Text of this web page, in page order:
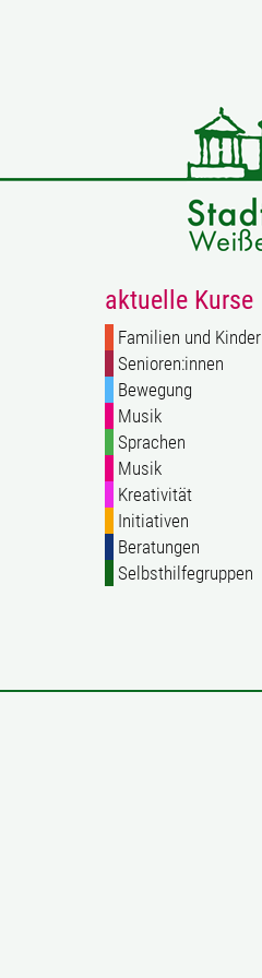
aktuelle Kurse
Familien und Kinder
Senioren:innen
Bewegung
Musik
Sprachen
Musik
Kreativität
Initiativen
Beratungen
Selbsthilfegruppen